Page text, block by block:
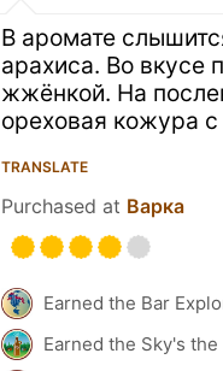
В аромате
арахиса. Во вкусе
жжёнкой. На
ореховая кожура
TRANSLATE
Purchased at Варка
Earned the Bar
Earned the Sky's